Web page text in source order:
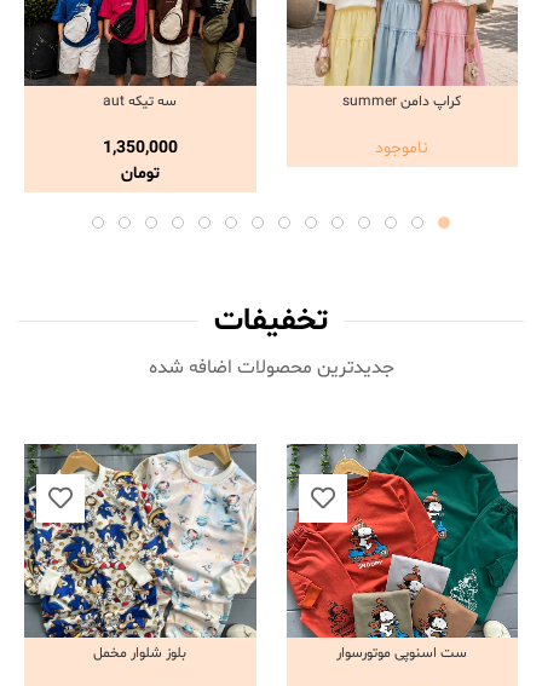
مشاهده و خرید
کراپ دامن summer
ناموجود
مشاهده و خرید
سه تیکه aut
1,350,000
تومان
تخفیفات
جدیدترین محصولات اضافه شده‌
مشاهده و خرید
ست اسنوپی موتورسوار
ناموجود
مشاهده و خرید
بلوز شلوار مخمل